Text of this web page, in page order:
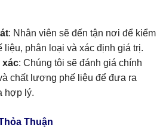
: Nhân viên sẽ đến tận nơi để kiểm
liệu, phân loại và xác định giá trị.
xác: Chúng tôi sẽ đánh giá chính
chất lượng phế liệu để đưa ra
hợp lý.
Thuận